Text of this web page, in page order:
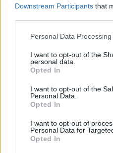
Downstream Participants that
Please note that this website/
not limited to your visit or
grant or deny consent to
use your data for below
consent section.
Personal Data
I want to opt-out of the
personal data.
Opted In
I want to opt-out of the
Personal Data.
Opted In
I want to opt-out of
Personal Data for
Opted In
„Ópium hozz álmokat” –
ismert számában
. Nem
csoport dalválasztása. A
létszámú csapat vesz
zajlanak a foglalkozások.
mikor „sallang- és
csak zenélnek, de
magyar underground-
néha az eredeti előadók
többek között Péterfy
Utóbbi maga is Komlón
szenvedélybetegségéből,